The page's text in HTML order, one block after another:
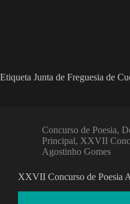
Etiqueta Junta de Freguesia de
Concurso de Poesia,
Principal, XXVII
Agostinho Gomes
XXVII Concurso de Poesia